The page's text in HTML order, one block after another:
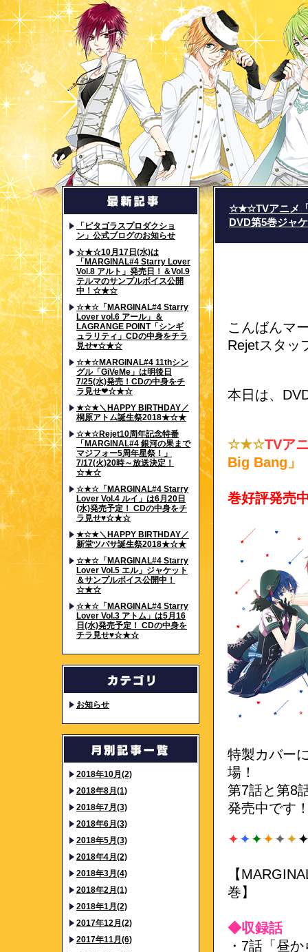
「ピタゴラスプロダクショ
ン」公式ブログのお知らせ
☆★☆10月17日(水)は
「MARGINAL#4 Starry Lover
Vol.8 アルト」発売日！＆Vol.9
テルマのサンプルボイス公開
中！☆★☆
☆★☆「MARGINAL#4 Starry
Lover vol.6 アール」＆
LAGRANGE POINT「シンギ
ュラリティ」CDの中身をチラ
見せ♥☆★☆
☆★☆MARGINAL#4 11thシン
グル「GiVeMe」は明後日
7/25(水)発売！CDの中身をチ
ラ見せ❤☆★☆
★☆★＼HAPPY BIRTHDAY／
桐原アトム誕生祭2018★☆★
☆★☆Rejet10周年記念特番
「MARGINAL#4 銀河の果まで
マジフォー5周年星祭！」
7/17(火)20時～放送決定！
☆★☆
☆★☆「MARGINAL#4 Starry
Lover Vol.4 ルイ」は6月20日
(水)発売予定！ CDの中身をチ
ラ見せ♥☆★☆
★☆★＼HAPPY BIRTHDAY／
新堂ツバサ誕生祭2018★☆★
☆★☆「MARGINAL#4 Starry
Lover Vol.5 エル」ジャケット
＆サンプルボイス公開中！
☆★☆
☆★☆「MARGINAL#4 Starry
Lover Vol.3 アトム」は5月16
日(水)発売予定！ CDの中身を
チラ見せ♥☆★☆
お知らせ
2018年10月(2)
2018年8月(1)
2018年7月(3)
2018年6月(3)
2018年5月(3)
2018年4月(2)
2018年3月(4)
2018年2月(1)
2018年1月(2)
2017年12月(2)
2017年11月(6)
☆★☆TVアニメ「
DVD第5巻ジャ
こんばんマ
Rejetスタッ
本日は、
☆★☆TVア
Big Bang」
巻好評発売
特製カバー
場！
第7話と第8
発売中です
✦✦✦✦✦✦
【
巻】
◆収録話
・7話「昼